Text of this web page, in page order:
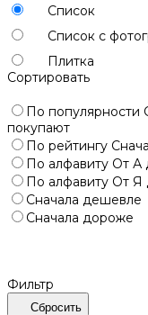
Список
Список с
Плитка
Сортировать
По популярности
покупают
По рейтингу
По алфавиту От А
По алфавиту От Я
Сначала дешевле
Сначала дороже
Фильтр
Сбросить